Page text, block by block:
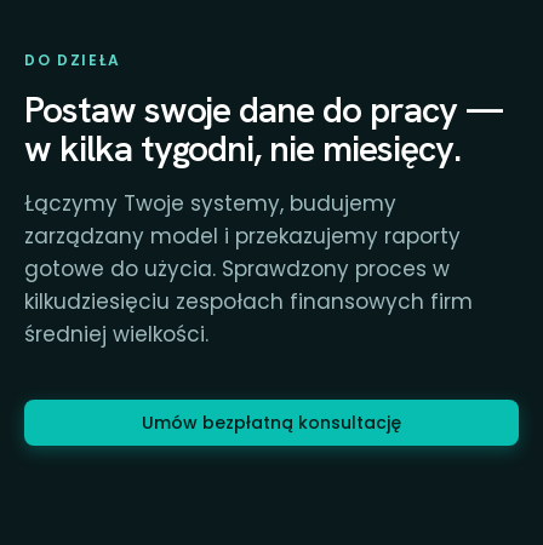
DO DZIEŁA
Postaw swoje dane do pracy —
w kilka tygodni, nie miesięcy.
Łączymy Twoje systemy, budujemy
zarządzany model i przekazujemy raporty
gotowe do użycia. Sprawdzony proces w
kilkudziesięciu zespołach finansowych firm
średniej wielkości.
Umów bezpłatną konsultację